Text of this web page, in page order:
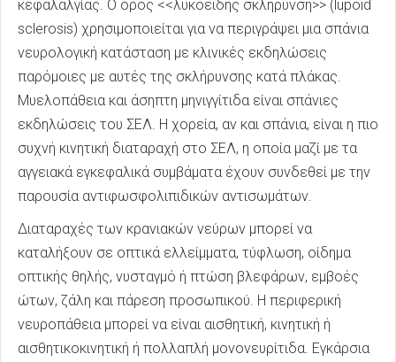
κεφαλαλγίας. Ο όρος <<λυκοειδής σκλήρυνση>> (lupoid
sclerosis) χρησιμοποιείται για να περιγράψει μια σπάνια
νευρολογική κατάσταση με κλινικές εκδηλώσεις
παρόμοιες με αυτές της σκλήρυνσης κατά πλάκας.
Μυελοπάθεια και άσηπτη μηνιγγίτιδα είναι σπάνιες
εκδηλώσεις του ΣΕΛ. Η χορεία, αν και σπάνια, είναι η πιο
συχνή κινητική διαταραχή στο ΣΕΛ, η οποία μαζί με τα
αγγειακά εγκεφαλικά συμβάματα έχουν συνδεθεί με την
παρουσία αντιφωσφολιπιδικών αντισωμάτων.
Διαταραχές των κρανιακών νεύρων μπορεί να
καταλήξουν σε οπτικά ελλείμματα, τύφλωση, οίδημα
οπτικής θηλής, νυσταγμό ή πτώση βλεφάρων, εμβοές
ώτων, ζάλη και πάρεση προσωπικού. Η περιφερική
νευροπάθεια μπορεί να είναι αισθητική, κινητική ή
αισθητικοκινητική ή πολλαπλή μονονευρίτιδα. Εγκάρσια